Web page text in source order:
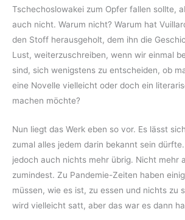
Tschechoslowakei zum Opfer fallen sollte,
auch nicht. Warum nicht? Warum hat
den Stoff herausgeholt, dem ihn die
Lust, weiterzuschreiben, wenn wir einmal
sind, sich wenigstens zu entscheiden, ob
eine Novelle vielleicht oder doch ein
machen möchte?
Nun liegt das Werk eben so vor. Es lässt
zumal alles jedem darin bekannt sein
jedoch auch nichts mehr übrig. Nicht mehr
zumindest. Zu Pandemie-Zeiten haben
müssen, wie es ist, zu essen und nichts zu
wird vielleicht satt, aber das war es dann